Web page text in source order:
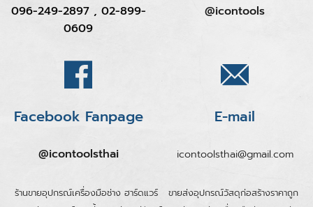
096-249-2897 , 02-899-
0609
@icontools
Facebook Fanpage
@icontoolsthai
E-mail
icontoolsthai@gmail.com
ร้านขายอุปกรณ์เครื่องมือช่าง ฮาร์ดแวร์
ขายส่งอุปกรณ์วัสดุก่อสร้างราคาถูก